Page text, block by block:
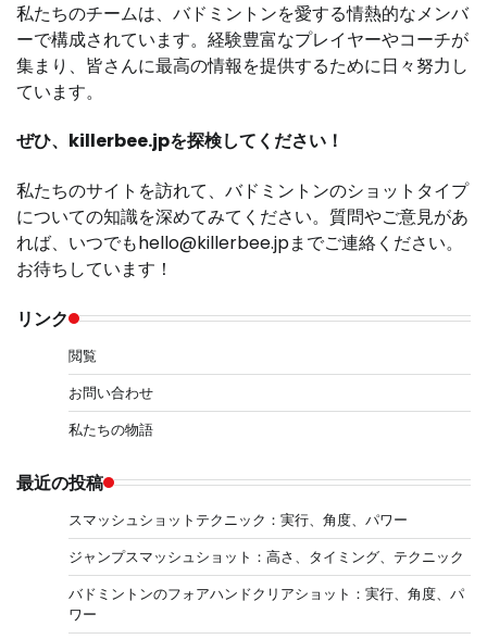
私たちのチームは、バドミントンを愛する情熱的なメンバ
ーで構成されています。経験豊富なプレイヤーやコーチが
集まり、皆さんに最高の情報を提供するために日々努力し
ています。
ぜひ、killerbee.jpを探検してください！
私たちのサイトを訪れて、バドミントンのショットタイプ
についての知識を深めてみてください。質問やご意見があ
れば、いつでもhello@killerbee.jpまでご連絡ください。
お待ちしています！
リンク
閲覧
お問い合わせ
私たちの物語
最近の投稿
スマッシュショットテクニック：実行、角度、パワー
ジャンプスマッシュショット：高さ、タイミング、テクニック
バドミントンのフォアハンドクリアショット：実行、角度、パ
ワー